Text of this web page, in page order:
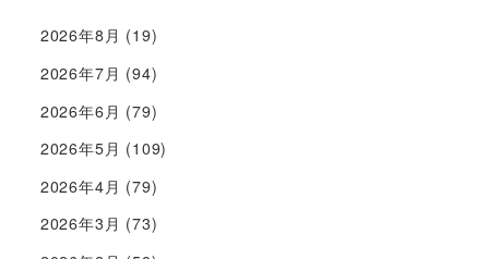
2026年8月 (19)
2026年7月 (94)
2026年6月 (79)
2026年5月 (109)
2026年4月 (79)
2026年3月 (73)